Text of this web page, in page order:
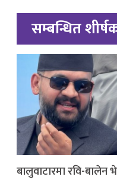
सम्बन्धित
बालुवाटारमा रवि-बालेन